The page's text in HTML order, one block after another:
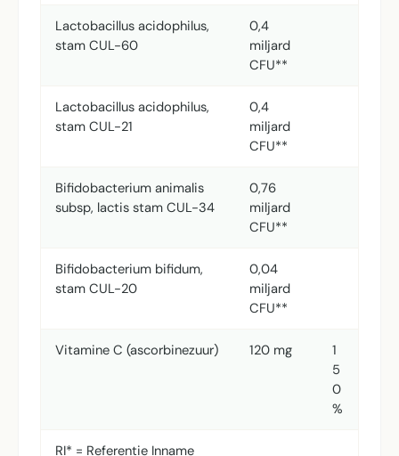
Lactobacillus acidophilus,
stam CUL-60
0,4
miljard
CFU**
Lactobacillus acidophilus,
stam CUL-21
0,4
miljard
CFU**
Bifidobacterium animalis
subsp, lactis stam CUL-34
0,76
miljard
CFU**
Bifidobacterium bifidum,
stam CUL-20
0,04
miljard
CFU**
Vitamine C (ascorbinezuur) 120 mg
1
5
0
%
RI* = Referentie Inname